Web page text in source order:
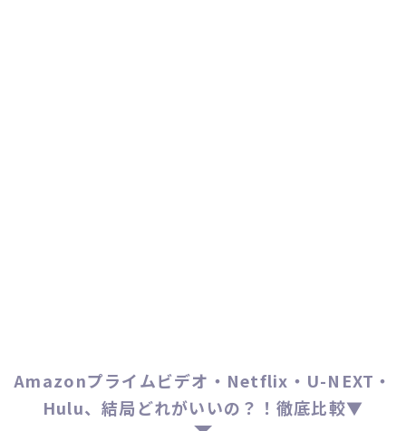
Amazonプライムビデオ・Netflix・U-NEXT・
Hulu、結局どれがいいの？！徹底比較▼